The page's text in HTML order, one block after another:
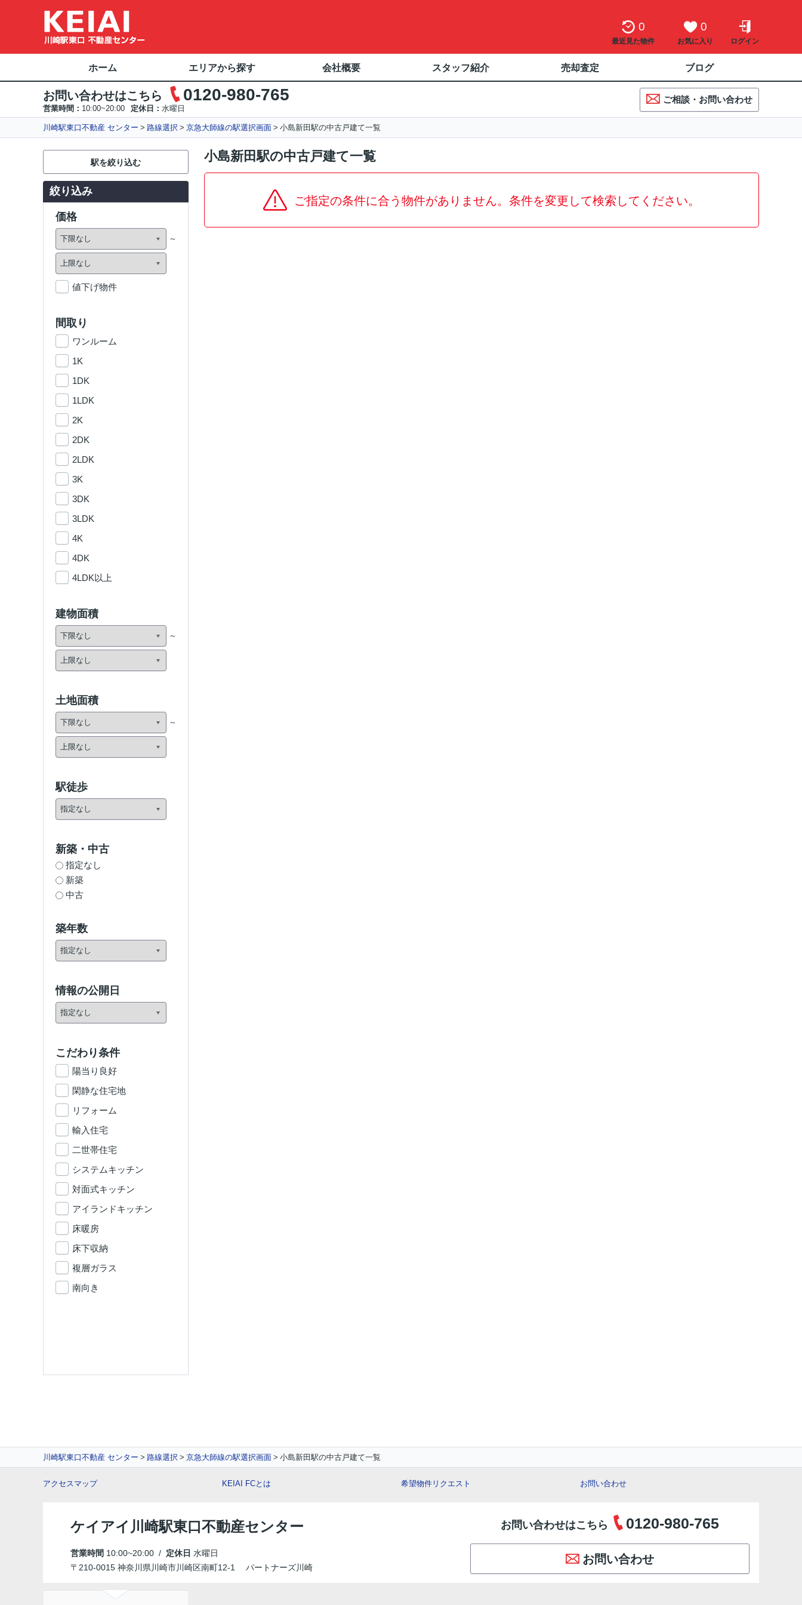
0
最近見た物件
0
お気に入り ログイン
ホーム エリアから探す 会社概要 スタッフ紹介 売却査定 ブログ
お問い合わせはこちら 0120-980-765
営業時間： 10:00~20:00 定休日： 水曜日
ご相談・お問い合わせ
川崎駅東口不動産 センター 路線選択 京急大師線の駅選択画面 小島新田駅の中古戸建て一覧
小島新田駅の中古戸建て一覧
ご指定の条件に合う物件がありません。条件を変更して検索してください。
駅を絞り込む
絞り込み
価格
値下げ物件
間取り
ワンルーム
1K
1DK
1LDK
2K
2DK
2LDK
3K
3DK
3LDK
4K
4DK
4LDK以上
建物面積
土地面積
駅徒歩
新築・中古
指定なし
新築
中古
築年数
情報の公開日
こだわり条件
陽当り良好
閑静な住宅地
リフォーム
輸入住宅
二世帯住宅
システムキッチン
対面式キッチン
アイランドキッチン
床暖房
床下収納
複層ガラス
南向き
川崎駅東口不動産 センター 路線選択 京急大師線の駅選択画面 小島新田駅の中古戸建て一覧
アクセスマップ KEIAI FCとは 希望物件リクエスト お問い合わせ
ケイアイ川崎駅東口不動産センター
営業時間 10:00~20:00 / 定休日 水曜日
〒210-0015 神奈川県川崎市川崎区南町12-1 パートナーズ川崎
お問い合わせはこちら 0120-980-765
お問い合わせ